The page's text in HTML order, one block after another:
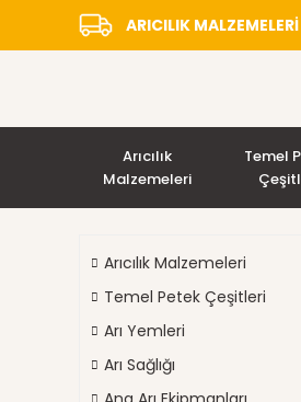
ARICILIK
Arıcılık
Malzemeleri
Temel
Arıcılık Malzemeleri
Temel Petek Çeşitleri
Arı Yemleri
Arı Sağlığı